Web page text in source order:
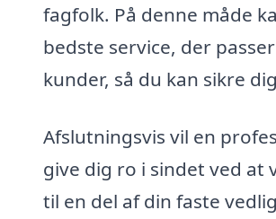
fagfolk. På denne måde
bedste service, der
kunder, så du kan sikre
Afslutningsvis vil en
give dig ro i sindet ved at
til en del af din faste